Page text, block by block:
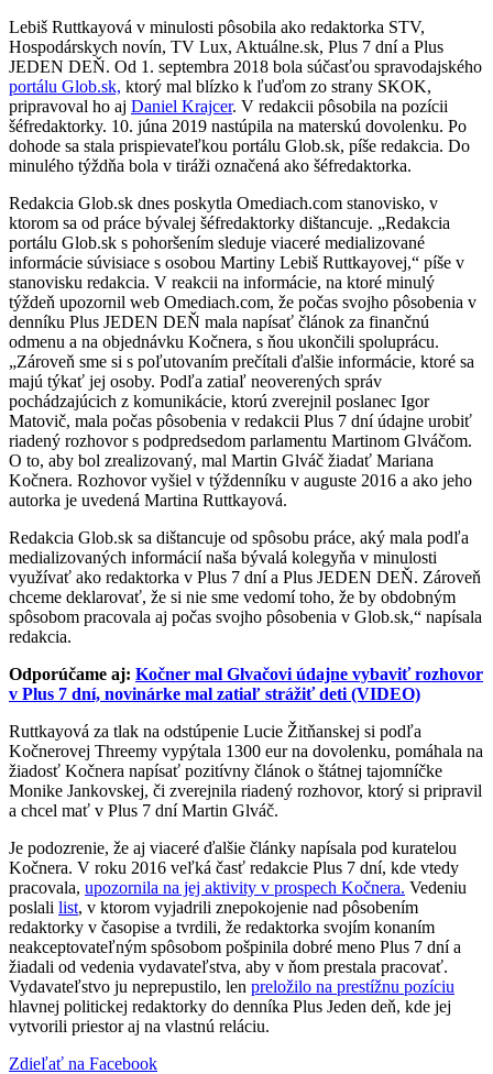
Lebiš Ruttkayová v minulosti pôsobila ako redaktorka STV,
Hospodárskych novín, TV Lux, Aktuálne.sk, Plus 7 dní a Plus
JEDEN DEŇ. Od 1. septembra 2018 bola súčasťou spravodajského
portálu Glob.sk, ktorý mal blízko k ľuďom zo strany SKOK,
pripravoval ho aj Daniel Krajcer. V redakcii pôsobila na pozícii
šéfredaktorky. 10. júna 2019 nastúpila na materskú dovolenku. Po
dohode sa stala prispievateľkou portálu Glob.sk, píše redakcia. Do
minulého týždňa bola v tiráži označená ako šéfredaktorka.
Redakcia Glob.sk dnes poskytla Omediach.com stanovisko, v
ktorom sa od práce bývalej šéfredaktorky dištancuje. „Redakcia
portálu Glob.sk s pohoršením sleduje viaceré medializované
informácie súvisiace s osobou Martiny Lebiš Ruttkayovej,“ píše v
stanovisku redakcia. V reakcii na informácie, na ktoré minulý
týždeň upozornil web Omediach.com, že počas svojho pôsobenia v
denníku Plus JEDEN DEŇ mala napísať článok za finančnú
odmenu a na objednávku Kočnera, s ňou ukončili spoluprácu.
„Zároveň sme si s poľutovaním prečítali ďalšie informácie, ktoré sa
majú týkať jej osoby. Podľa zatiaľ neoverených správ
pochádzajúcich z komunikácie, ktorú zverejnil poslanec Igor
Matovič, mala počas pôsobenia v redakcii Plus 7 dní údajne urobiť
riadený rozhovor s podpredsedom parlamentu Martinom Glváčom.
O to, aby bol zrealizovaný, mal Martin Glváč žiadať Mariana
Kočnera. Rozhovor vyšiel v týždenníku v auguste 2016 a ako jeho
autorka je uvedená Martina Ruttkayová.
Redakcia Glob.sk sa dištancuje od spôsobu práce, aký mala podľa
medializovaných informácií naša bývalá kolegyňa v minulosti
využívať ako redaktorka v Plus 7 dní a Plus JEDEN DEŇ. Zároveň
chceme deklarovať, že si nie sme vedomí toho, že by obdobným
spôsobom pracovala aj počas svojho pôsobenia v Glob.sk,“ napísala
redakcia.
Odporúčame aj: Kočner mal Glvačovi údajne vybaviť rozhovor
v Plus 7 dní, novinárke mal zatiaľ strážiť deti (VIDEO)
Ruttkayová za tlak na odstúpenie Lucie Žitňanskej si podľa
Kočnerovej Threemy vypýtala 1300 eur na dovolenku, pomáhala na
žiadosť Kočnera napísať pozitívny článok o štátnej tajomníčke
Monike Jankovskej, či zverejnila riadený rozhovor, ktorý si pripravil
a chcel mať v Plus 7 dní Martin Glváč.
Je podozrenie, že aj viaceré ďalšie články napísala pod kuratelou
Kočnera. V roku 2016 veľká časť redakcie Plus 7 dní, kde vtedy
pracovala, upozornila na jej aktivity v prospech Kočnera. Vedeniu
poslali list, v ktorom vyjadrili znepokojenie nad pôsobením
redaktorky v časopise a tvrdili, že redaktorka svojím konaním
neakceptovateľným spôsobom pošpinila dobré meno Plus 7 dní a
žiadali od vedenia vydavateľstva, aby v ňom prestala pracovať.
Vydavateľstvo ju neprepustilo, len preložilo na prestížnu pozíciu
hlavnej politickej redaktorky do denníka Plus Jeden deň, kde jej
vytvorili priestor aj na vlastnú reláciu.
Zdieľať na Facebook